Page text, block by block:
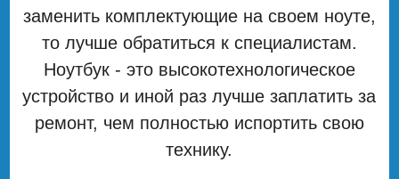
заменить комплектующие на своем ноуте,
то лучше обратиться к специалистам.
Ноутбук - это высокотехнологическое
устройство и иной раз лучше заплатить за
ремонт, чем полностью испортить свою
технику.